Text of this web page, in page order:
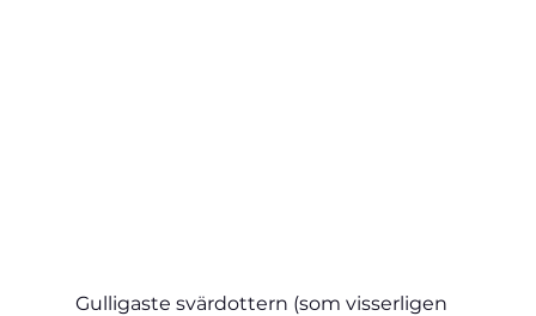
Gulligaste svärdottern (som visserligen